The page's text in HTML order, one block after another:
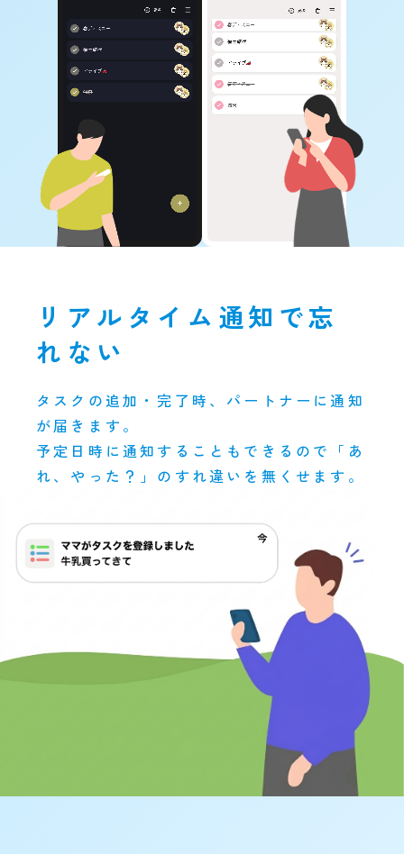
リアルタイム通知で忘
れない
タスクの追加・完了時、パートナーに通知
が届きます。
予定日時に通知することもできるので「あ
れ、やった？」のすれ違いを無くせます。